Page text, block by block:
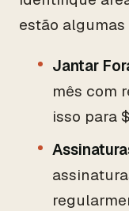
estão
Jantar
mês com
isso para